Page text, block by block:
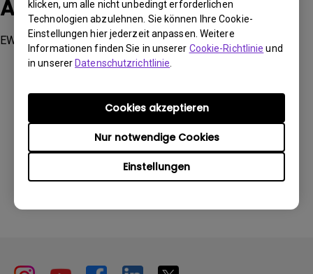
klicken, um alle nicht unbedingt erforderlichen
Technologien abzulehnen. Sie können Ihre Cookie-
Einstellungen hier jederzeit anpassen. Weitere
Informationen finden Sie in unserer Cookie-Richtlinie und
in unsererDatenschutzrichtlinie
Einstellungen
Nur notwendige Cookies
Cookies akzeptieren
Anwendbare Modelle
EW800ST
Waren diese Informationen hilfreich?
Ja Nein